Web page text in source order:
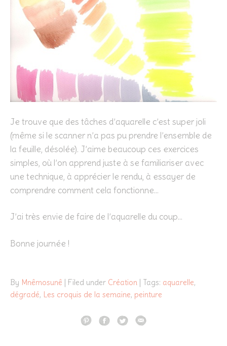
Je trouve que des tâches d’aquarelle c’est super joli
(même si le scanner n’a pas pu prendre l’ensemble de
la feuille, désolée). J’aime beaucoup ces exercices
simples, où l’on apprend juste à se familiariser avec
une technique, à apprécier le rendu, à essayer de
comprendre comment cela fonctionne…
J’ai très envie de faire de l’aquarelle du coup…
Bonne journée !
By Mnêmosunê | Filed under Création | Tags: aquarelle,
dégradé, Les croquis de la semaine, peinture